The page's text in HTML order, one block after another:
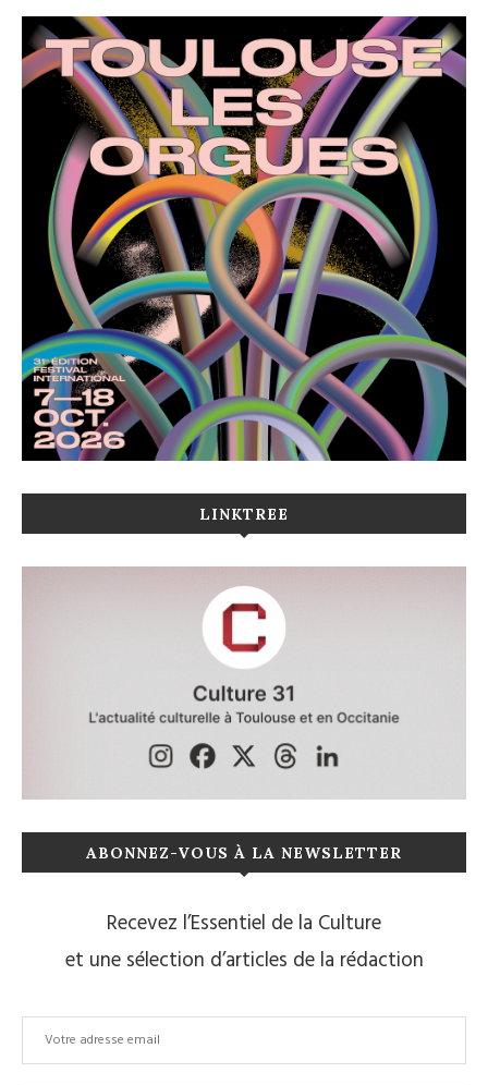
LINKTREE
ABONNEZ-VOUS À LA NEWSLETTER
Recevez l’Essentiel de la Culture
et une sélection d’articles de la rédaction